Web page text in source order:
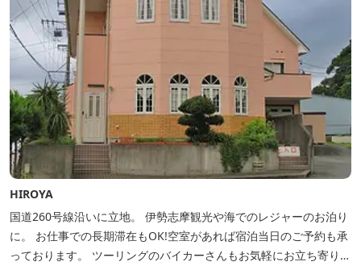
HIROYA
国道260号線沿いに立地。 伊勢志摩観光や海でのレジャーのお泊り
に。 お仕事での長期滞在もOK!空室があれば宿泊当日のご予約も承
っております。 ツーリングのバイカーさんもお気軽にお立ち寄りく